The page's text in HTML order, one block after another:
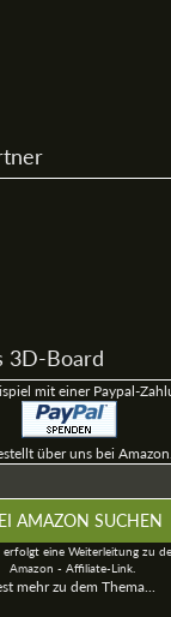
3D-Board
mit einer Paypal-
über uns bei
eine Weiterleitung zu
Amazon - Affiliate-Link.
mehr zu dem Thema...